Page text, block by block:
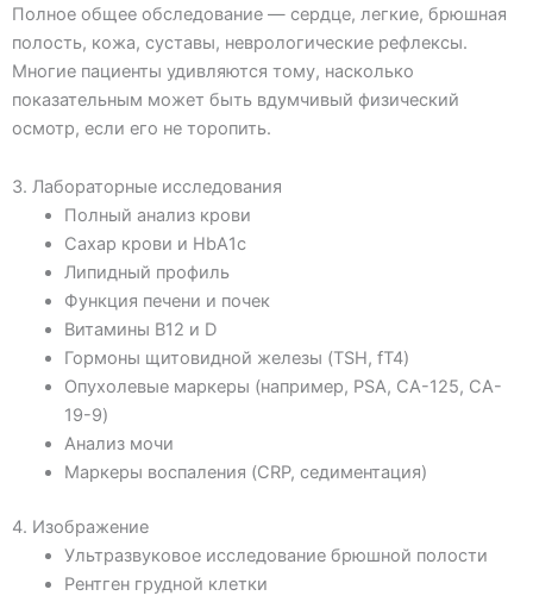
Полное общее обследование — сердце, легкие, брюшная
полость, кожа, суставы, неврологические рефлексы.
Многие пациенты удивляются тому, насколько
показательным может быть вдумчивый физический
осмотр, если его не торопить.
3. Лабораторные исследования
Полный анализ крови
Сахар крови и HbA1c
Липидный профиль
Функция печени и почек
Витамины B12 и D
Гормоны щитовидной железы (TSH, fT4)
Опухолевые маркеры (например, PSA, CA-125, CA-
19-9)
Анализ мочи
Маркеры воспаления (CRP, седиментация)
4. Изображение
Ультразвуковое исследование брюшной полости
Рентген грудной клетки